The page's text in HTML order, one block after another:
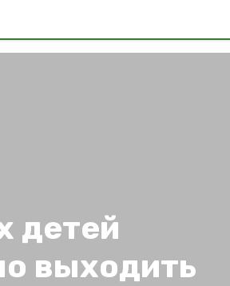
детей
выходить